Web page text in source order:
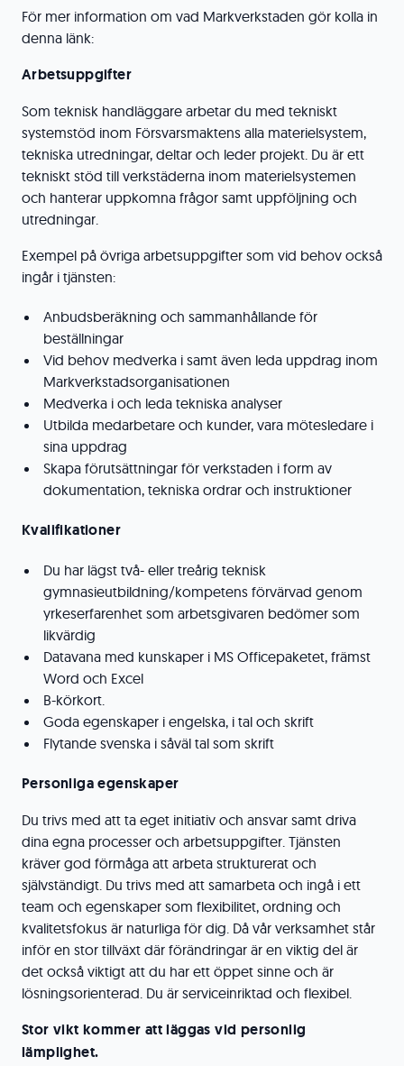
För mer information om vad Markverkstaden gör kolla in
denna länk:
Arbetsuppgifter
Som teknisk handläggare arbetar du med tekniskt
systemstöd inom Försvarsmaktens alla materielsystem,
tekniska utredningar, deltar och leder projekt. Du är ett
tekniskt stöd till verkstäderna inom materielsystemen
och hanterar uppkomna frågor samt uppföljning och
utredningar.
Exempel på övriga arbetsuppgifter som vid behov också
ingår i tjänsten:
Anbudsberäkning och sammanhållande för
beställningar
Vid behov medverka i samt även leda uppdrag inom
Markverkstadsorganisationen
Medverka i och leda tekniska analyser
Utbilda medarbetare och kunder, vara mötesledare i
sina uppdrag
Skapa förutsättningar för verkstaden i form av
dokumentation, tekniska ordrar och instruktioner
Kvalifikationer
Du har lägst två- eller treårig teknisk
gymnasieutbildning/kompetens förvärvad genom
yrkeserfarenhet som arbetsgivaren bedömer som
likvärdig
Datavana med kunskaper i MS Officepaketet, främst
Word och Excel
B-körkort.
Goda egenskaper i engelska, i tal och skrift
Flytande svenska i såväl tal som skrift
Personliga egenskaper
Du trivs med att ta eget initiativ och ansvar samt driva
dina egna processer och arbetsuppgifter. Tjänsten
kräver god förmåga att arbeta strukturerat och
självständigt. Du trivs med att samarbeta och ingå i ett
team och egenskaper som flexibilitet, ordning och
kvalitetsfokus är naturliga för dig. Då vår verksamhet står
inför en stor tillväxt där förändringar är en viktig del är
det också viktigt att du har ett öppet sinne och är
lösningsorienterad. Du är serviceinriktad och flexibel.
Stor vikt kommer att läggas vid personlig
lämplighet.